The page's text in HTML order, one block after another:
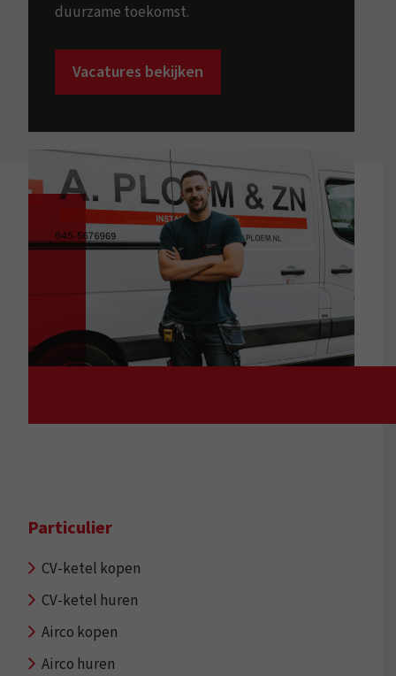
duurzame toekomst.
Vacatures bekijken
Particulier
CV-ketel kopen
CV-ketel huren
Airco kopen
Airco huren